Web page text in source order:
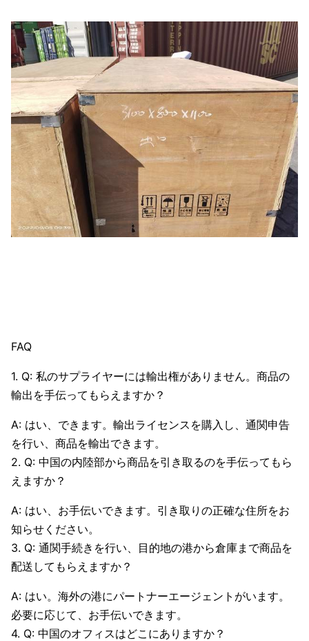
FAQ
1. Q: 私のサプライヤーには輸出権がありません。商品の
輸出を手伝ってもらえますか？
A: はい、できます。輸出ライセンスを購入し、通関申告
を行い、商品を輸出できます。
2. Q: 中国の内陸部から商品を引き取るのを手伝ってもら
えますか？
A: はい、お手伝いできます。引き取りの正確な住所をお
知らせください。
3. Q: 通関手続きを行い、目的地の港から倉庫まで商品を
配送してもらえますか？
A: はい。海外の港にパートナーエージェントがいます。
必要に応じて、お手伝いできます。
4. Q: 中国のオフィスはどこにありますか？